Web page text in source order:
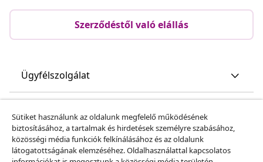
Szerződéstől való elállás
Ügyfélszolgálat
vidaXL
Sütiket használunk az oldalunk megfelelő működésének
biztosításához, a tartalmak és hirdetések személyre szabásához,
közösségi média funkciók felkínálásához és az oldalunk
látogatottságának elemzéséhez. Oldalhasználattal kapcsolatos